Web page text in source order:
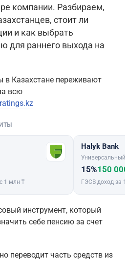
компании. Разбираем,
стоит ли
и как выбрать
для раннего выхода на
в Казахстане переживают
всю
1 млн ₸
Halyk Bank
Универсальный
15%
ГЭСВ
150
доход за
инструмент, который
себе пенсию за счет
переводит часть средств из